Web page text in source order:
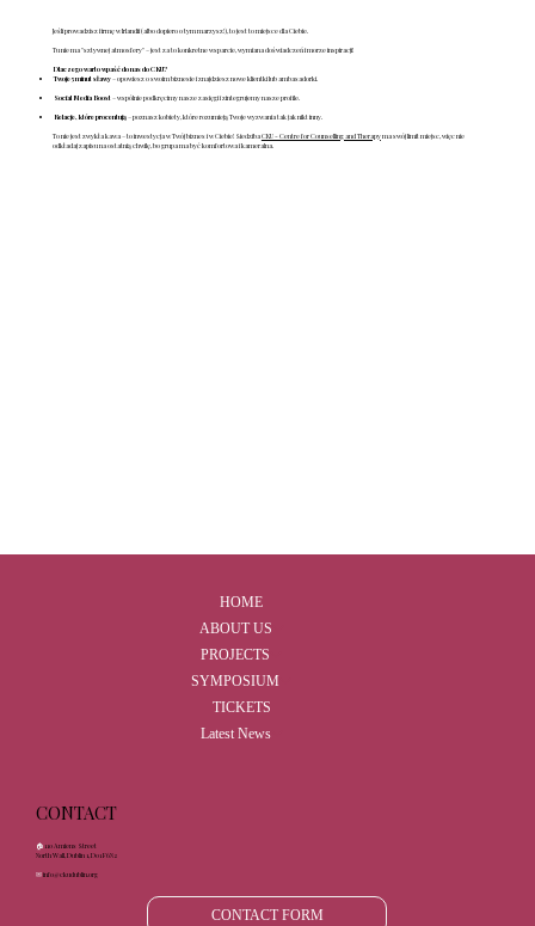
Jeśli prowadzisz firmę w Irlandii (albo dopiero o tym marzysz!), to jest to miejsce dla Ciebie.
Tu nie ma "sztywnej atmosfery" – jest za to konkretne wsparcie, wymiana doświadczeń i morze inspiracji!
Dlaczego warto wpaść do nas do CKU?
Twoje 5 minut sławy– opowiesz o swoim biznesie i znajdziesz nowe klientki lub ambasadorki.
Social Media Boost – wspólnie podkręcimy nasze zasięgi i zintegrujemy nasze profile.
Relacje, które procentują– poznasz kobiety, które rozumieją Twoje wyzwania tak jak nikt inny.
To nie jest zwykła kawa – to inwestycja w Twój biznes i w Ciebie! SiedzibaCKU - Centre for Counselling and Therapyma swój limit miejsc, więc nie
odkładaj zapisu na ostatnią chwilę, bo grupa ma być komfortowa i kameralna.
HOME
ABOUT US
PROJECTS
SYMPOSIUM
TICKETS
Latest News
CONTACT
🏠︎ 110 Amiens Street
North Wall, Dublin 1, D01 F6N2
✉︎info@ckudublin.org
CONTACT FORM